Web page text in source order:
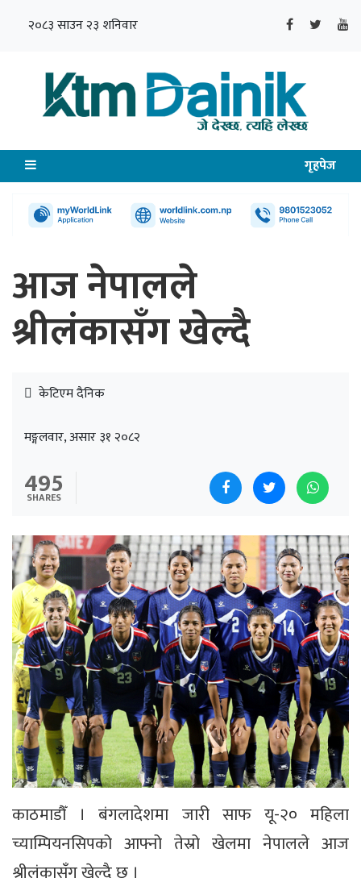
२०८३ साउन २३ शनिवार
गृहपेज
आज नेपालले
श्रीलंकासँग खेल्दै
केटिएम दैनिक
मङ्गलवार, असार ३१ २०८२
495
SHARES
काठमाडौँ । बंगलादेशमा जारी साफ यू-२० महिला
च्याम्पियनसिपको आफ्नो तेस्रो खेलमा नेपालले आज